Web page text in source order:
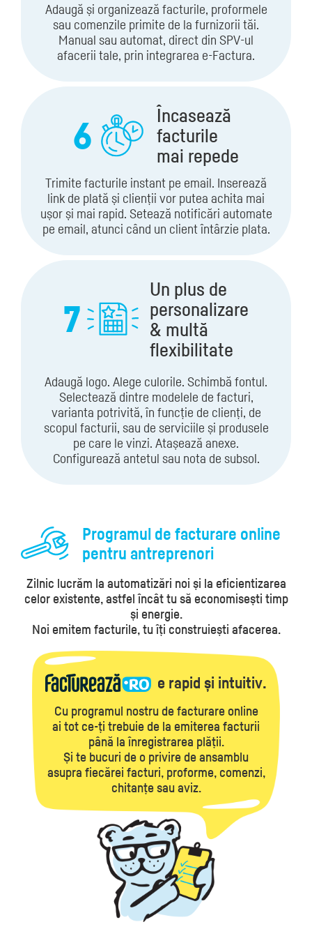
Adaugă și organizează facturile, proformele
sau comenzile primite de la furnizorii tăi.
Manual sau automat, direct din SPV-ul
afacerii tale, prin integrarea e-Factura.
6
Încasează
facturile
mai repede
Trimite facturile instant pe email. Inserează
link de plată și clienții vor putea achita mai
ușor și mai rapid. Setează notificări automate
pe email, atunci când un client întârzie plata.
7
Un plus de
personalizare
& multă
flexibilitate
Adaugă logo. Alege culorile. Schimbă fontul.
Selectează dintre modelele de facturi,
varianta potrivită, în funcție de clienți, de
scopul facturii, sau de serviciile și produsele
pe care le vinzi. Atașează anexe.
Configurează antetul sau nota de subsol.
Programul de facturare online
pentru antreprenori
Zilnic lucrăm la automatizări noi și la eficientizarea
celor existente, astfel încât tu să economisești timp
și energie.
Noi emitem facturile, tu îți construiești afacerea.
e rapid și intuitiv.
Cu programul nostru de facturare online
ai tot ce-ți trebuie de la emiterea facturii
până la înregistrarea plății.
Și te bucuri de o privire de ansamblu
asupra fiecărei facturi, proforme, comenzi,
chitanțe sau aviz.